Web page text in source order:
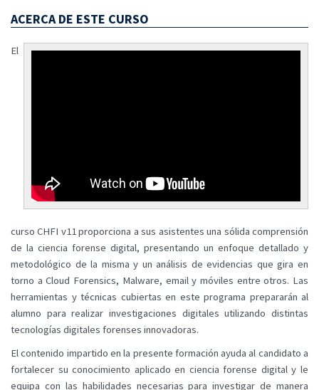
ACERCA DE ESTE CURSO
El
curso CHFI v11 proporciona a sus asistentes una sólida comprensión
de la ciencia forense digital, presentando un enfoque detallado y
metodológico de la misma y un análisis de evidencias que gira en
torno a Cloud Forensics, Malware, email y móviles entre otros. Las
herramientas y técnicas cubiertas en este programa prepararán al
alumno para realizar investigaciones digitales utilizando distintas
tecnologías digitales forenses innovadoras.
El contenido impartido en la presente formación ayuda al candidato a
fortalecer su conocimiento aplicado en ciencia forense digital y le
equipa con las habilidades necesarias para investigar de manera